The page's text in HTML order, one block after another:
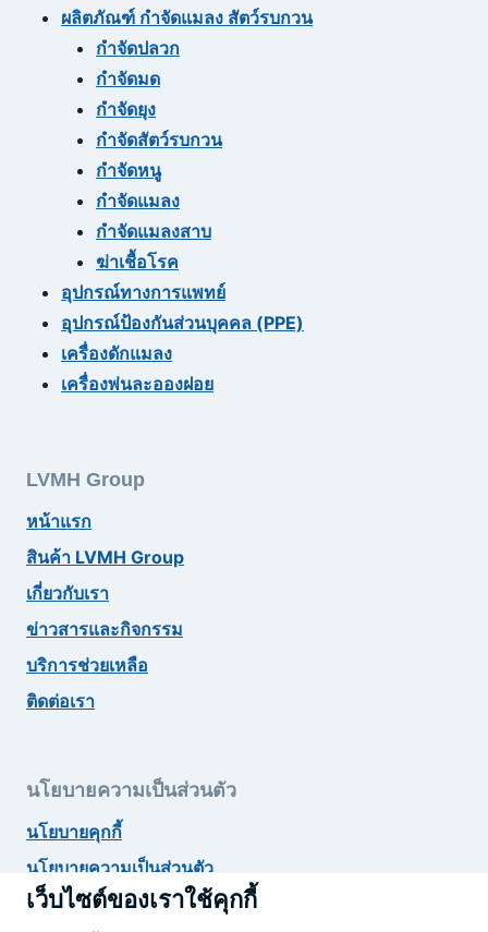
ผลิตภัณฑ์ กำจัดแมลง สัตว์รบกวน
กำจัดปลวก
กำจัดมด
กำจัดยุง
กำจัดสัตว์รบกวน
กำจัดหนู
กำจัดแมลง
กำจัดแมลงสาบ
ฆ่าเชื้อโรค
อุปกรณ์ทางการแพทย์
อุปกรณ์ป้องกันส่วนบุคคล (PPE)
เครื่องดักแมลง
เครื่องพ่นละอองฝอย
LVMH Group
หน้าแรก
สินค้า LVMH Group
เกี่ยวกับเรา
ข่าวสารและกิจกรรม
บริการช่วยเหลือ
ติดต่อเรา
นโยบายความเป็นส่วนตัว
นโยบายคุกกี้
นโยบายความเป็นส่วนตัว
ยกเลิกสมัครรับข่าวสาร
เว็บไซต์ของเราใช้คุกกี้